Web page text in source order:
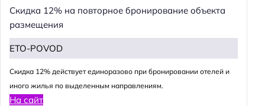
Скидка 12% на повторное бронирование объекта
размещения
ETO-POVOD
Cкидка 12% действует единоразово при бронировании отелей и
иного жилья по выделенным направлениям.
На сайт
и